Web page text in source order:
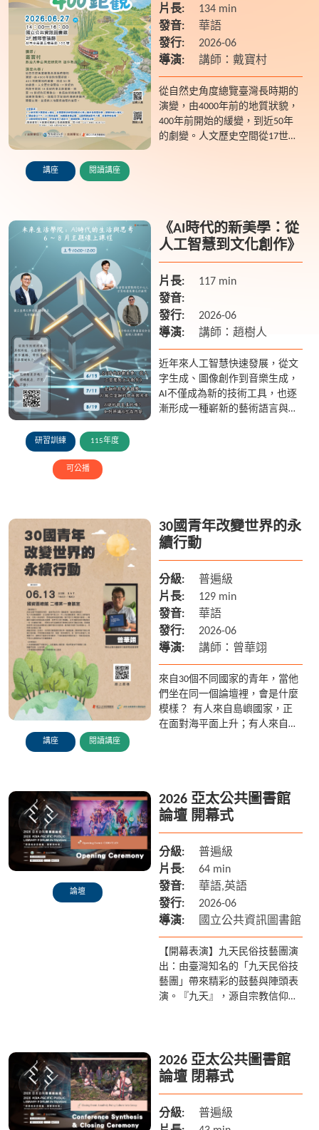
講座 閱讀講座
片長:
134 min
發音:
華語
發行:
2026-06
導演:
講師：戴寶村
從自然史角度總覽臺灣長時期的
演變，由4000年前的地質狀貌，
400年前開始的緩變，到近50年
的劇變。人文歷史空間從17世紀
研習訓練 115年度
可公播
《AI時代的新美學：從
人工智慧到文化創作》
片長:
117 min
發音:
發行:
2026-06
導演:
講師：趙樹人
近年來人工智慧快速發展，從文
字生成、圖像創作到音樂生成，
AI不僅成為新的技術工具，也逐
漸形成一種嶄新的藝術語言與美
講座 閱讀講座
30國青年改變世界的永
續行動
分級:
普遍級
片長:
129 min
發音:
華語
發行:
2026-06
導演:
講師：曾華翊
來自30個不同國家的青年，當他
們坐在同一個論壇裡，會是什麼
模樣？ 有人來自島嶼國家，正
在面對海平面上升；有人來自農
論壇
2026 亞太公共圖書館
論壇 開幕式
分級:
普遍級
片長:
64 min
發音:
華語,英語
發行:
2026-06
導演:
國立公共資訊圖書館
【開幕表演】九天民俗技藝團演
出：由臺灣知名的「九天民俗技
藝團」帶來精彩的鼓藝與陣頭表
演。『九天』，源自宗教信仰中
性的引...
2026 亞太公共圖書館
論壇 閉幕式
分級:
普遍級